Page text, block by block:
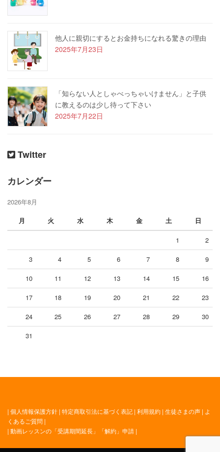
他人に親切にするとお金持ちになれる驚きの理由
2025年7月23日
「知らない人としゃべっちゃいけません」と子供
に教えるのは少し待って下さい
2025年7月22日
Twitter
カレンダー
2026年8月
月
火 水 木 金 土 日
1 2
3 4 5 6 7 8 9
10 11 12 13 14 15 16
17 18 19 20 21 22 23
24 25 26 27 28 29 30
31
| 個人情報保護方針 | 特定商取引法に基づく表記 | 利用規約 | 生徒さまの声 | よ
くあるご質問 |
| 動画レッスンの「受講期間延長」「解約」申請 |